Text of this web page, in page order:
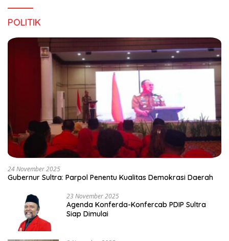
POLITIK
24 November 2025
Gubernur Sultra: Parpol Penentu Kualitas Demokrasi Daerah
23 November 2025
Agenda Konferda-Konfercab PDIP Sultra
Siap Dimulai